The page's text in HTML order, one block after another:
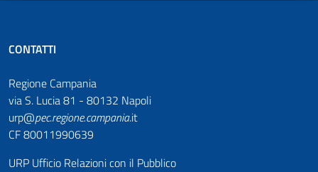
CONTATTI
Regione Campania
via S. Lucia 81 - 80132 Napoli
urp@pec.regione.campania.it
CF 80011990639
URP Ufficio Relazioni con il Pubblico